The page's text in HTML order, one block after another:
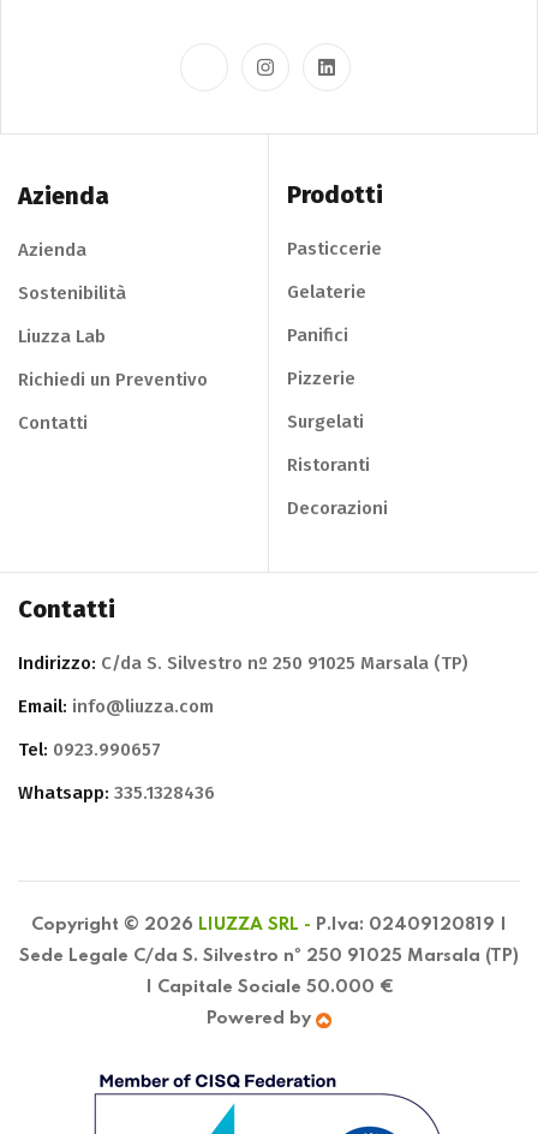
Azienda
Azienda
Sostenibilità
Liuzza Lab
Richiedi un Preventivo
Contatti
Prodotti
Pasticcerie
Gelaterie
Panifici
Pizzerie
Surgelati
Ristoranti
Decorazioni
Contatti
Indirizzo: C/da S. Silvestro nº 250 91025 Marsala (TP)
Email: info@liuzza.com
Tel: 0923.990657
Whatsapp: 335.1328436
Copyright © 2026 LIUZZA SRL - P.Iva: 02409120819 |
Sede Legale C/da S. Silvestro nº 250 91025 Marsala (TP)
| Capitale Sociale 50.000 €
Powered by